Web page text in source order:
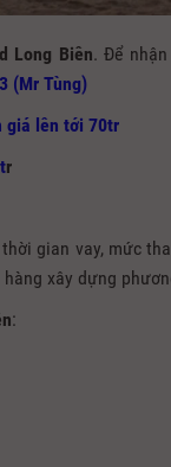
Long Biên. Để
(Mr Tùng)
giá lên tới 70tr
r
gian vay, mức
xây dựng
: